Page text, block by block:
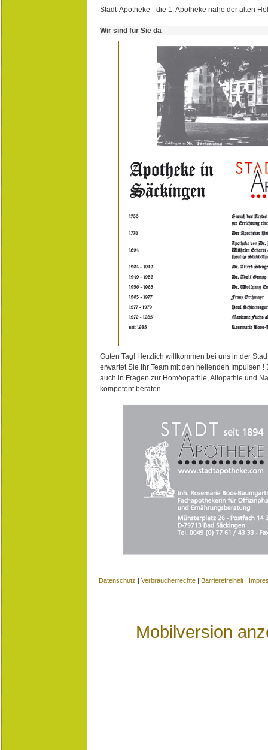
Stadt-Apotheke - die 1. Apotheke nahe der alten
Wir sind für Sie da
Guten Tag! Herzlich willkommen bei uns in der
erwartet Sie Ihr Team mit den heilenden Impulsen !
auch in Fragen zur Homöopathie, Allopathie und
kompetent beraten.
Datenschutz | Verbraucherrechte | Barrierefreiheit |
Mobilversion